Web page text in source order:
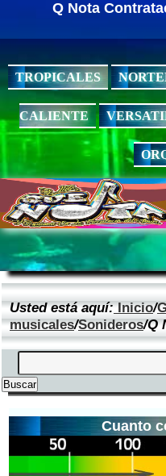
Q Nota
TROPICALES
CALIENTE
Usted está aquí:Inicio/
musicales/Sonideros/Q
Cuanto